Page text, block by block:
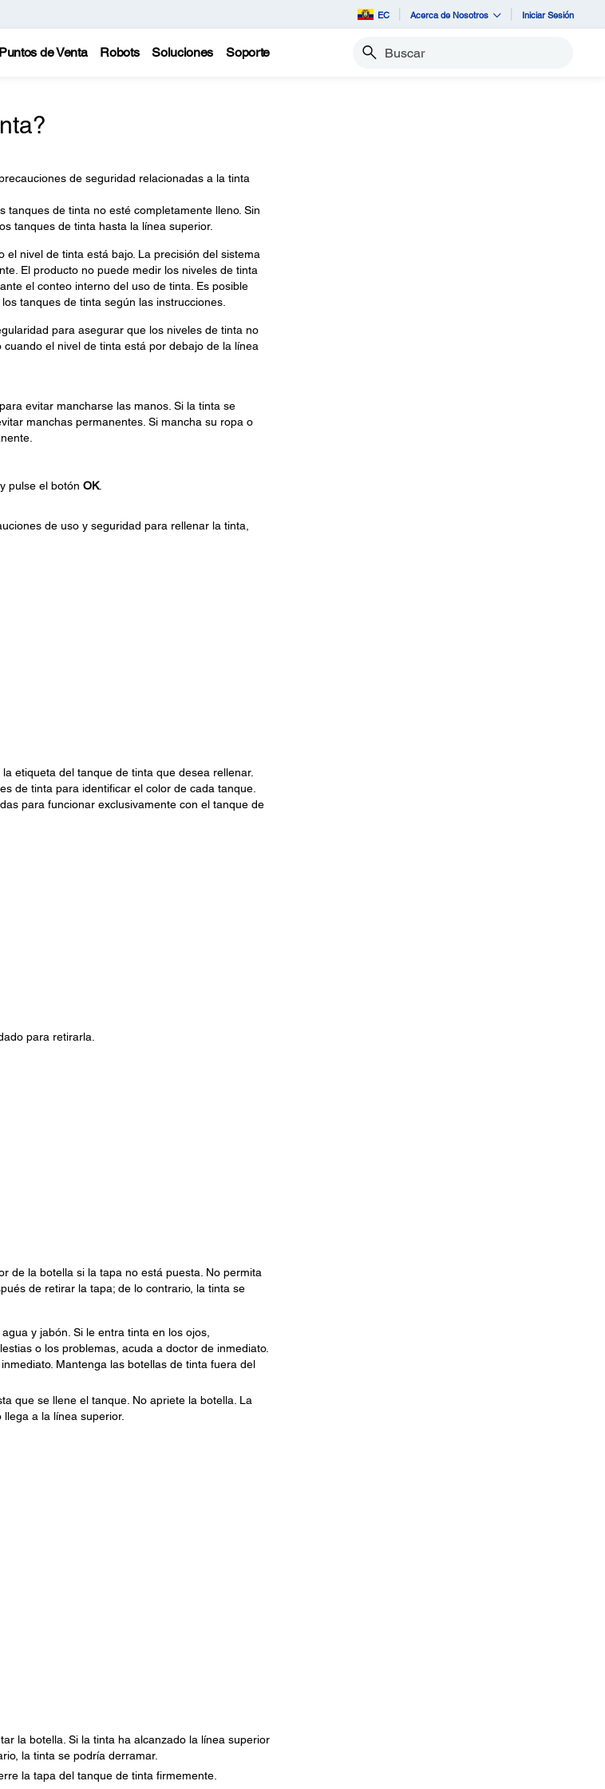
EC Acerca de Nosotros Iniciar Sesión
Puntos de Venta Robots Soluciones Soporte Buscar
de seguridad relacionadas a la tinta
de tinta no esté completamente lleno. Sin
tanques de tinta hasta la línea superior.
nivel de tinta está bajo. La precisión del sistema
El producto no puede medir los niveles de tinta
el conteo interno del uso de tinta. Es posible
tanques de tinta según las instrucciones.
para asegurar que los niveles de tinta no
el nivel de tinta está por debajo de la línea
evitar mancharse las manos. Si la tinta se
manchas permanentes. Si mancha su ropa o
pulse el botón OK.
de uso y seguridad para rellenar la tinta,
etiqueta del tanque de tinta que desea rellenar.
de tinta para identificar el color de cada tanque.
para funcionar exclusivamente con el tanque de
para retirarla.
de la botella si la tapa no está puesta. No permita
de retirar la tapa; de lo contrario, la tinta se
y jabón. Si le entra tinta en los ojos,
o los problemas, acuda a doctor de inmediato.
Mantenga las botellas de tinta fuera del
que se llene el tanque. No apriete la botella. La
a la línea superior.
la botella. Si la tinta ha alcanzado la línea superior
la tinta se podría derramar.
la tapa del tanque de tinta firmemente.